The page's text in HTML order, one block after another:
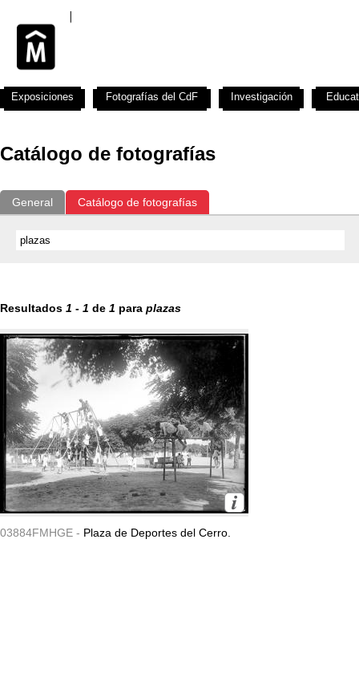
Catálogo de fotografías
General Catálogo de fotografías
Resultados 1 - 1 de 1 para plazas
03884FMHGE - Plaza de Deportes del Cerro.
Exposiciones Fotografías del CdF Investigación